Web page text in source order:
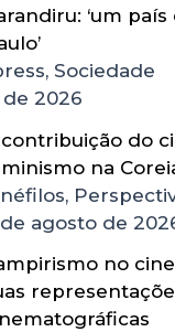
‘um
Sociedade
2026
do
na
agosto de
no